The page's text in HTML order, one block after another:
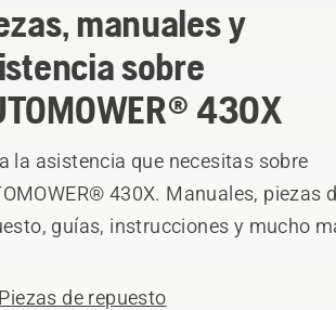
manuales y
sobre
430X
la asistencia que necesitas sobre
430X. Manuales, piezas
guías, instrucciones y mucho
Piezas de repuesto